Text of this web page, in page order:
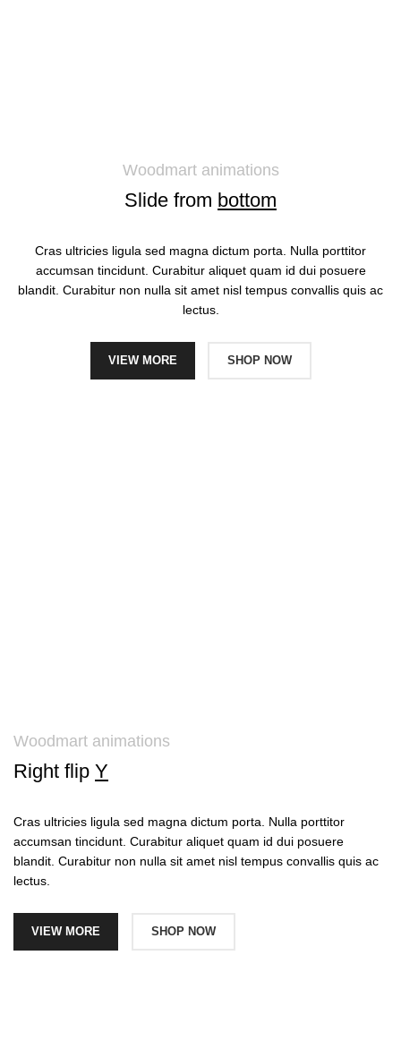
Woodmart animations
Slide from bottom
Cras ultricies ligula sed magna dictum porta. Nulla porttitor
accumsan tincidunt. Curabitur aliquet quam id dui posuere
blandit. Curabitur non nulla sit amet nisl tempus convallis quis ac
lectus.
VIEW MORE SHOP NOW
Woodmart animations
Right flipY
Cras ultricies ligula sed magna dictum porta. Nulla porttitor
accumsan tincidunt. Curabitur aliquet quam id dui posuere
blandit. Curabitur non nulla sit amet nisl tempus convallis quis ac
lectus.
VIEW MORE SHOP NOW